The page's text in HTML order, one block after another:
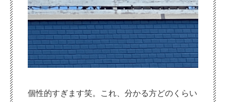
個性的すぎます笑。これ、分かる方どのくらい